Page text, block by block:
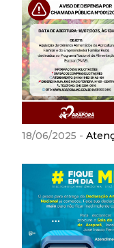
18/06/2025 -